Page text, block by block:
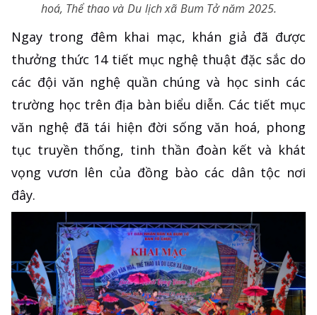
hoá, Thể thao và Du lịch xã Bum Tở năm 2025.
Ngay trong đêm khai mạc, khán giả đã được
thưởng thức 14 tiết mục nghệ thuật đặc sắc do
các đội văn nghệ quần chúng và học sinh các
trường học trên địa bàn biểu diễn. Các tiết mục
văn nghệ đã tái hiện đời sống văn hoá, phong
tục truyền thống, tinh thần đoàn kết và khát
vọng vươn lên của đồng bào các dân tộc nơi
đây.